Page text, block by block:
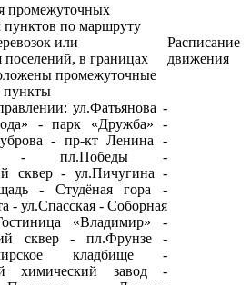
промежуточных
пунктов по маршруту
или
в границах
промежуточные
пункты
Расписание
движения
ул.Фатьянова -
- парк «Дружба» -
- пр-кт Ленина -
- пл.Победы -
сквер - ул.Пичугина -
- Студёная гора -
- ул.Спасская - Соборная
«Владимир» -
сквер - пл.Фрунзе -
кладбище -
химический завод -